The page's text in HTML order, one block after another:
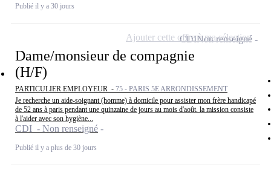
Publié il y a 30 jours
Dame/monsieur de compagnie
(H/F)
PARTICULIER EMPLOYEUR - 75 - PARIS 5E ARRONDISSEMENT
Je recherche un aide-soignant (homme) à domicile pour assister mon frère handicapé
de 52 ans à paris pendant une quinzaine de jours au mois d'août. la mission consiste
à l'aider avec son hygiène...
CDI - Non renseigné
Publié il y a plus de 30 jours
CDINon renseigné
Ajouter cette offre à ma sélection